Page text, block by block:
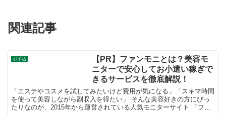
関連記事
ポイ活
【PR】ファンモニとは？美容モ
ニターで安心してお小遣い稼ぎで
きるサービスを徹底解説！
「エステやコスメを試してみたいけど費用が気になる」「スキマ時間
を使って美容しながら副収入を得たい」 そんな美容好きの方にぴっ
たりなのが、2015年から運営されている人気モニターサイト 「ファ